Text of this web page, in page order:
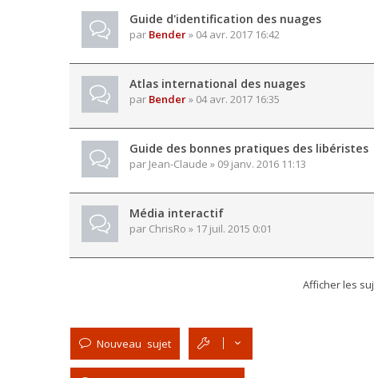
Guide d'identification des nuages
par Bender» 04 avr. 2017 16:42
Atlas international des nuages
par Bender» 04 avr. 2017 16:35
Guide des bonnes pratiques des libéristes
par Jean-Claude » 09 janv. 2016 11:13
Média interactif
par ChrisRo » 17 juil. 2015 0:01
Afficher les
Nouveau sujet